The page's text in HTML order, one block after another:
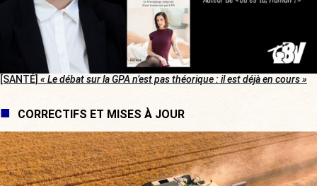
[SANTÉ] « Le débat sur la GPA n’est pas théorique : il est déjà en cours »
CORRECTIFS ET MISES À JOUR